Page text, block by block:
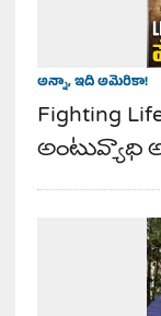
అన్నా, ఇది అమెరికా!
Fighting